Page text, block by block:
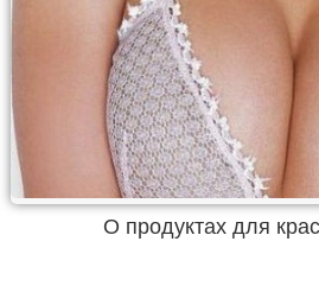
О продуктах для